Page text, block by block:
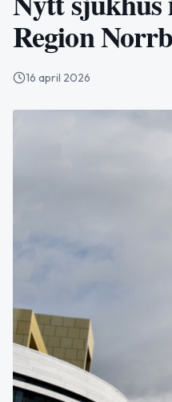
Region
16 april 2026